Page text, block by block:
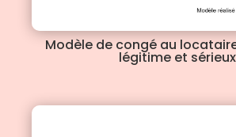
Modèle de congé au
légitime et sérieux